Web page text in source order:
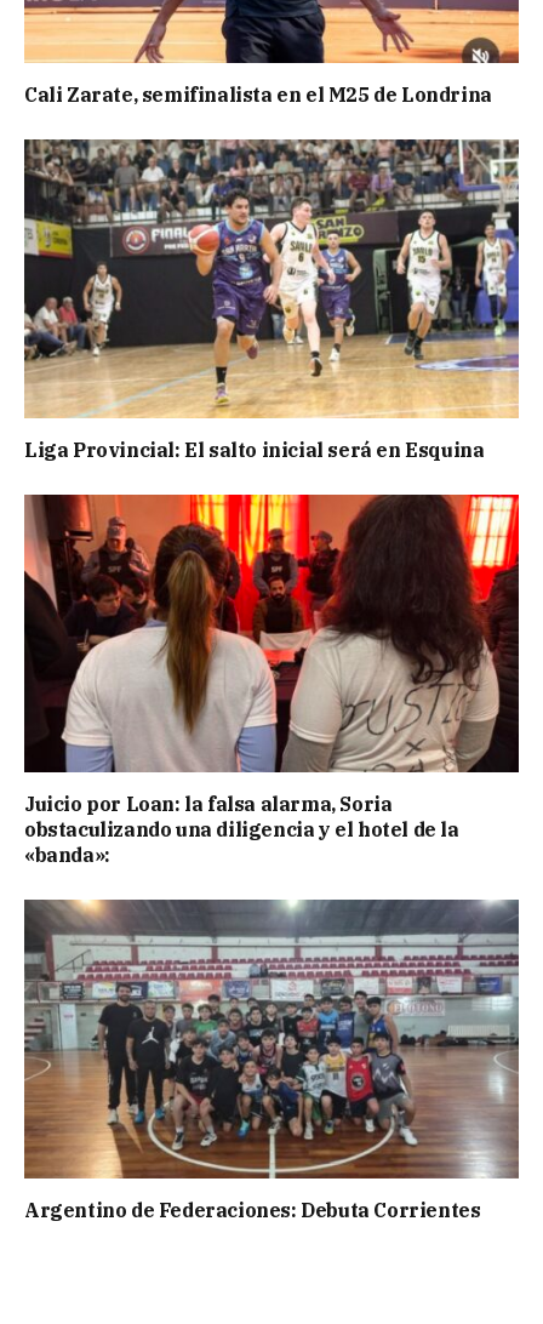
Cali Zarate, semifinalista en el M25 de Londrina
Liga Provincial: El salto inicial será en Esquina
Juicio por Loan: la falsa alarma, Soria
obstaculizando una diligencia y el hotel de la
«banda»:
Argentino de Federaciones: Debuta Corrientes